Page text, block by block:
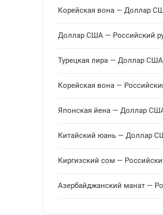
Гонконгский доллар
Венгерский форинт
Корейская вона — Доллар
Доллар США — Российский
Турецкая лира — Доллар США
Корейская вона —
Японская йена — Доллар
Китайский юань — Доллар
Киргизский сом —
Азербайджанский манат —